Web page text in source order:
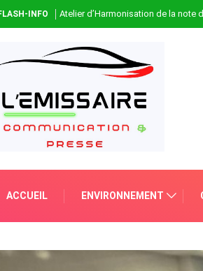
INFO Atelier d’Harmonisation de la note
ACCUEIL ENVIRONNEMENT